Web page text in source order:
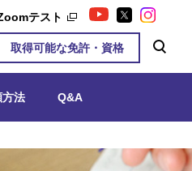
取得可能な免許・資格
テスト
方法 Q&A